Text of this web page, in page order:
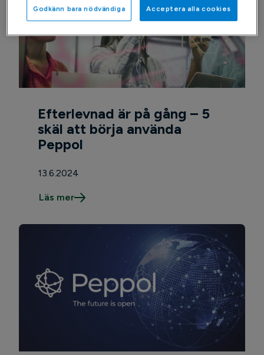
Efterlevnad är på gång – 5
skäl att börja använda
Peppol
13.6.2024
Läs mer
Godkänn bara nödvändiga Acceptera alla cookies